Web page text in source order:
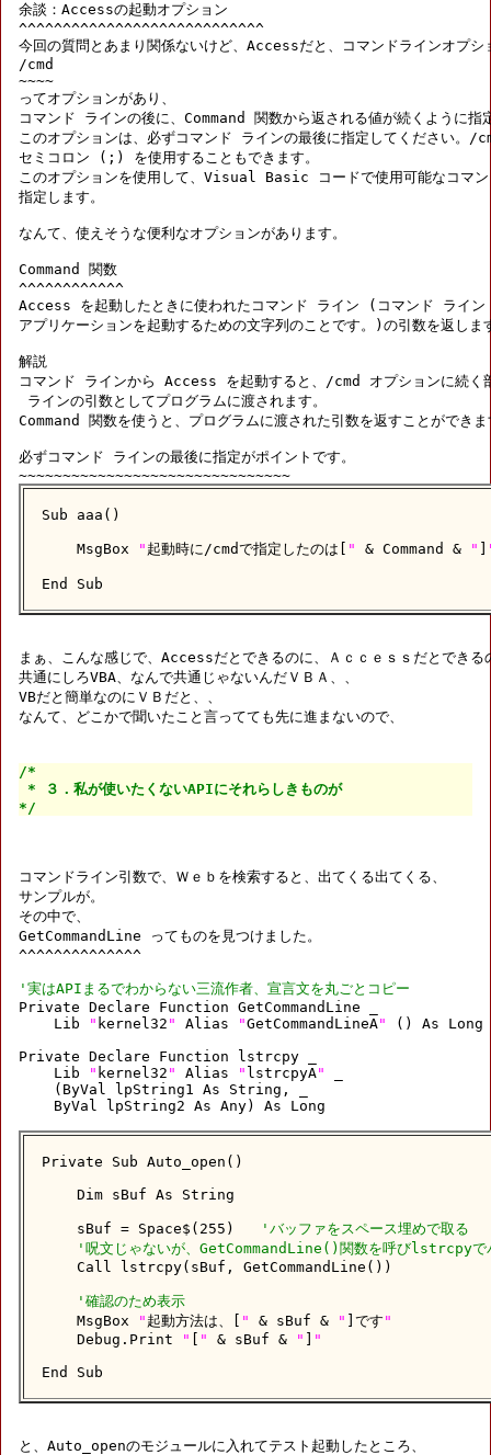
余談：Accessの起動オプション
^^^^^^^^^^^^^^^^^^^^^^^^^^^^
今回の質問とあまり関係ないけど、Accessだと、コマンドラインオプシ
/cmd
~~~~
ってオプションがあり、
コマンド ラインの後に、Command 関数から返される値が続くように指
このオプションは、必ずコマンド ラインの最後に指定してください。/
セミコロン (;) を使用することもできます。
このオプションを使用して、Visual Basic コードで使用可能なコマ
指定します。
なんて、使えそうな便利なオプションがあります。
Command 関数
^^^^^^^^^^^^
Access を起動したときに使われたコマンド ライン (コマンド ライ
アプリケーションを起動するための文字列のことです。)の引数を返しま
解説
コマンド ラインから Access を起動すると、/cmd オプションに続く
ラインの引数としてプログラムに渡されます。
Command 関数を使うと、プログラムに渡された引数を返すことができま
必ずコマンド ラインの最後に指定がポイントです。
Sub aaa()
    MsgBox
" 起動時に/cmdで指定したのは[ " & Command & "
End Sub
まぁ、こんな感じで、Accessだとできるのに、Ａｃｃｅｓｓだとできる
共通にしろVBA、なんで共通じゃないんだＶＢＡ、、
VBだと簡単なのにＶＢだと、、
なんて、どこかで聞いたこと言ってても先に進まないので、
/*
* ３．私が使いたくないAPIにそれらしきものが
*/
コマンドライン引数で、Ｗｅｂを検索すると、出てくる出てくる、
サンプルが。
その中で、
GetCommandLine ってものを見つけました。
^^^^^^^^^^^^^^
'実はAPIまるでわからない三流作者、宣言文を丸ごとコピー
Private Declare Function GetCommandLine _
    Lib
" kernel32 " Alias "GetCommandLineA"
() As Long
Private Declare Function lstrcpy _
    Lib
" kernel32 " Alias " lstrcpyA"
    (ByVal lpString1 As String, _
    ByVal lpString2 As Any) As Long
Private Sub Auto_open()
    Dim sBuf As String
    sBuf = Space$(255)
'バッファをスペース埋めで取る
'呪文じゃないが、GetCommandLine()関数を呼びlstrcpyで
    Call lstrcpy(sBuf, GetCommandLine())
'確認のため表示
    MsgBox
" 起動方法は、[ " & sBuf & " ]です "
    Debug.Print
" " & sBuf & "
"
End Sub
と、Auto_openのモジュールに入れてテスト起動したところ、